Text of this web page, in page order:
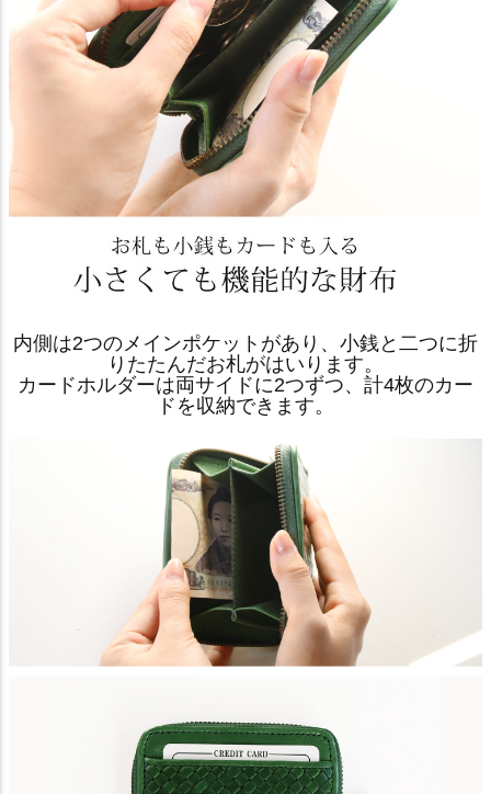
内側は2つのメインポケットがあり、小銭と二つに折
りたたんだお札がはいります。
カードホルダーは両サイドに2つずつ、計4枚のカー
ドを収納できます。